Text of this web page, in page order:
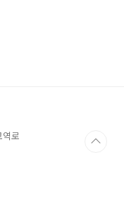
'Gaeko', 'Padi (페
에 젊은 감각과 대중성
로